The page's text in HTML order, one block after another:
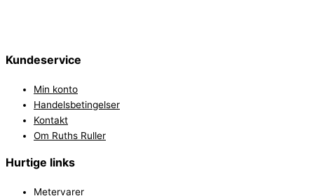
Kundeservice
Min konto
Handelsbetingelser
Kontakt
Om Ruths Ruller
Hurtige links
Metervarer